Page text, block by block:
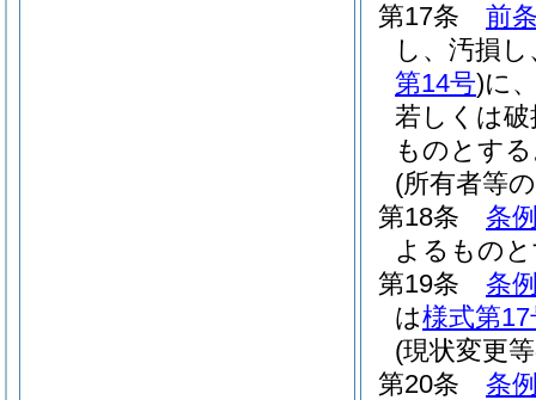
第17条
前
し、汚損
第14号)に
若しくは
ものとす
(所有者等
第18条
条
よるもの
第19条
条
は様式第17
(現状変更
第20条
条